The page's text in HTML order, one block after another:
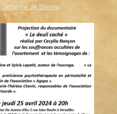
Catherine de Sienne